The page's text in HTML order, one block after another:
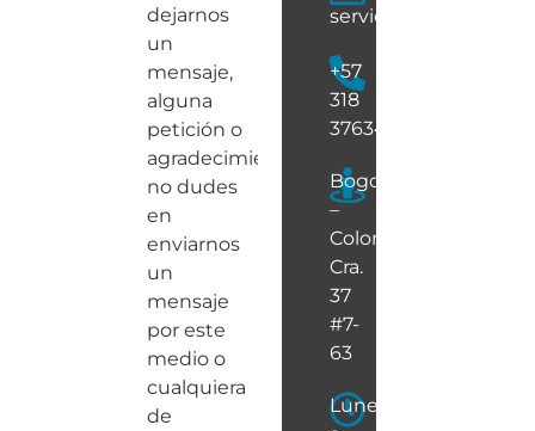
dejarnos
un
mensaje,
alguna
petición o
agradecimiento,
no dudes
en
enviarnos
un
mensaje
por este
medio o
cualquiera
de
+57
318
3763461
Bogotá
–
Colombia
Cra.
37
#7-
63
Lunes